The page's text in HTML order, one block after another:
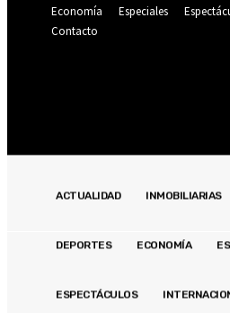
Economía
Especiales
Contacto
POLITICA
DEPORTES
ACTUALIDAD INMOBILIARIAS
DEPORTES ECONOMÍA
ESPECTÁCULOS